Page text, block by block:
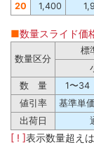
20
1,400
■数量スライド価
数量区分
標
数 量
1〜34
値引率
基準単価
出荷日
[ ! ]表示数量超え